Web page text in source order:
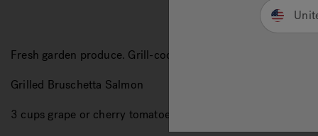
Fresh garden produce. Grill-cooked dinners. Frozen and
Grilled Bruschetta Salmon
3 cups grape or cherry tomatoes, cut in half